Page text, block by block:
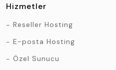
Hizmetler
Reseller Hosting
E-posta Hosting
Özel Sunucu